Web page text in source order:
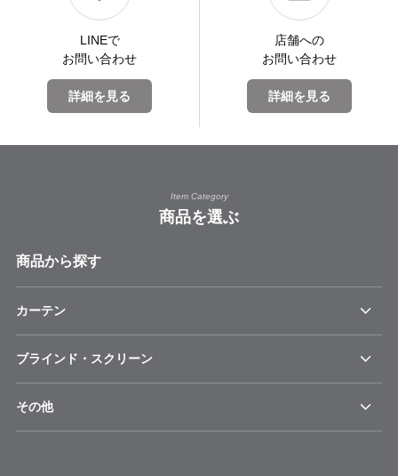
LINEで
お問い合わせ
詳細を見る
店舗への
お問い合わせ
詳細を見る
Item Category
商品を選ぶ
商品から探す
カーテン
ブラインド・スクリーン
その他